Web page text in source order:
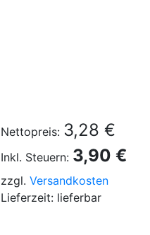
Nettopreis: 3,28 €
Inkl. Steuern: 3,90 €
zzgl. Versandkosten
Lieferzeit: lieferbar